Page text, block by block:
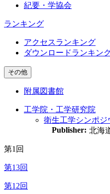
紀要・学協会
ランキング
アクセスランキング
ダウンロードランキン
その他
附属図書館
工学院・工学研究院
衛生工学シンポジ
Publisher: 北海
第1回
第13回
第12回